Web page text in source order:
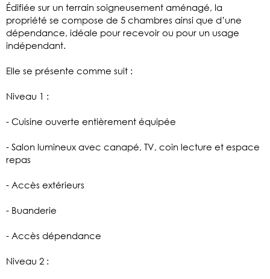
Édifiée sur un terrain soigneusement aménagé, la
propriété se compose de 5 chambres ainsi que d’une
dépendance, idéale pour recevoir ou pour un usage
indépendant.
Elle se présente comme suit :
Niveau 1 :
- Cuisine ouverte entièrement équipée
- Salon lumineux avec canapé, TV, coin lecture et espace
repas
- Accès extérieurs
- Buanderie
- Accès dépendance
Niveau 2 :